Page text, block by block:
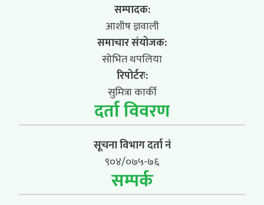
सम्पादक:
आशीष ज्ञवाली
समाचार संयोजक:
सोभित थपलिया
रिपोर्टरः:
सुमित्रा कार्की
दर्ता विवरण
सूचना विभाग दर्ता नं
९०४/०७५-७६
सम्पर्क